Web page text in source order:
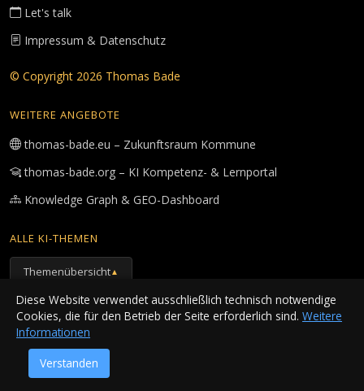
Diese Website verwendet ausschließlich technisch notwendige
Cookies, die für den Betrieb der Seite erforderlich sind. Weitere
Informationen
Verstanden
Let's talk
Impressum & Datenschutz
© Copyright 2026 Thomas Bade
WEITERE ANGEBOTE
thomas-bade.eu – Zukunftsraum Kommune
thomas-bade.org – KI Kompetenz- & Lernportal
Knowledge Graph & GEO-Dashboard
ALLE KI-THEMEN
Themenübersicht▲
Site Map
SEITE TEILEN